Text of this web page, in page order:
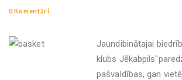
0 Komentāri
Jaundibinātajai
klubs
pašvaldības, gan